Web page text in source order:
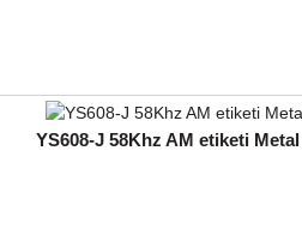
YS608-J 58Khz AM etiketi